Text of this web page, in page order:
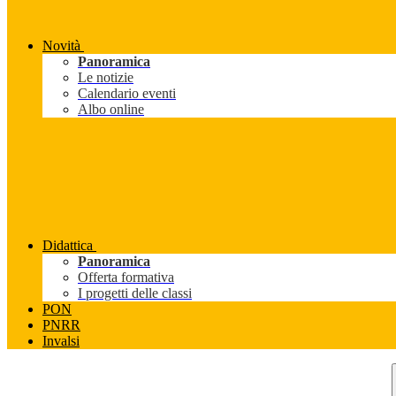
Novità
Panoramica
Le notizie
Calendario eventi
Albo online
Didattica
Panoramica
Offerta formativa
I progetti delle classi
PON
PNRR
Invalsi